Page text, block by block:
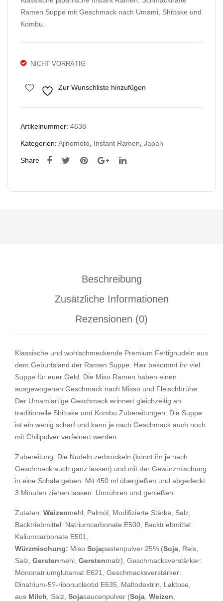
rate
Nud
Ramen Suppe mit Geschmack nach Umami, Shittake und
Kombu.
NICHT VORRÄTIG
Zur Wunschliste hinzufügen
Artikelnummer: 4638
Kategorien: Ajinomoto Instant Ramen Japan
Share
Beschreibung
Zusätzliche Informationen
Rezensionen (0)
Klassische und wohlschmeckende Premium Fertignudeln aus
dem Geburtsland der Ramen Suppe. Hier bekommt ihr viel
Suppe für euer Geld. Die Miso Ramen haben einen
ausgewogenen Geschmack nach Misso und Fleischbrühe.
Der Umamiartige Geschmack erinnert gleichzeitig an
traditionelle Shittake und Kombu Zubereitungen. Die Suppe
ist ein wenig scharf und kann je nach Geschmack auch noch
mit Chilipulver verfeinert werden.
Zubereitung: Die Nudeln zerbröckeln (könnt ihr je nach
Geschmack auch ganz lassen) und mit der Gewürzmischung
in eine Schale geben. Mit 450 ml übergießen und abgedeckt
3 Minuten ziehen lassen. Umrühren und genießen.
Zutaten: Weizenmehl, Palmöl, Modifizierte Stärke, Salz,
Backtriebmittel: Natriumcarbonate E500, Backtriebmittel:
Kaliumcarbonate E501,
Würzmischung: Miso Sojapastenpulver 25% (Soja , Reis,
Salz, Gerstenmehl, Gerstenmalz), Geschmacksverstärker:
Mononatriumglutamat E621, Geschmacksverstärker:
Dinatrium-5?-ribonucleotid E635, Maltodextrin, Laktose,
aus Milch , Salz, Sojasaucenpulver (Soja Weizen